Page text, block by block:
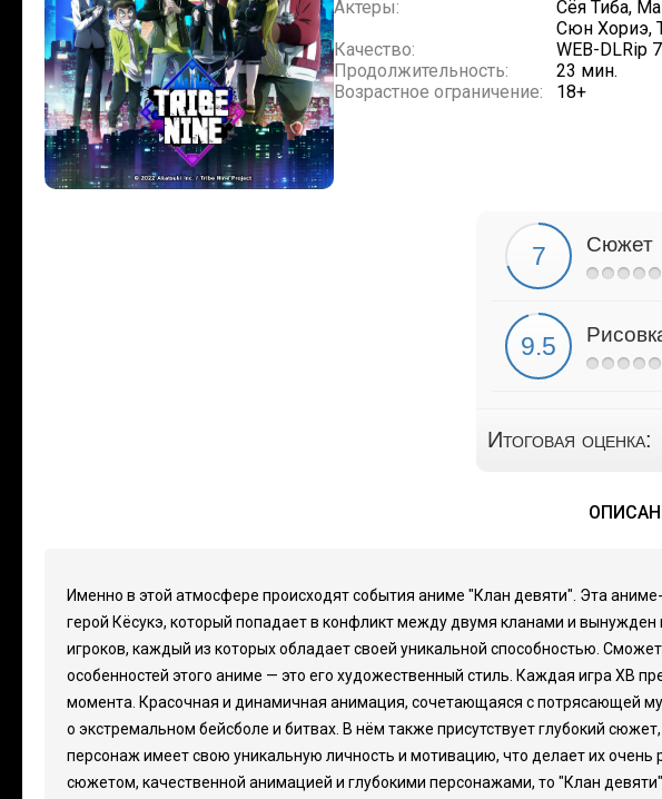
Актеры:
Сёя Тиба,
Сюн Хориэ,
Качество:
WEB-DLRip
Продолжительность:
23 мин.
Возрастное ограничение:
18+
Сюжет
Итоговая оценка:
Именно в этой атмосфере происходят события аниме "Клан девяти". Эта
герой Кёсукэ, который попадает в конфликт между двумя кланами и вынужден
игроков, каждый из которых обладает своей уникальной способностью.
особенностей этого аниме — это его художественный стиль. Каждая игра XB
момента. Красочная и динамичная анимация, сочетающаяся с потрясающей
о экстремальном бейсболе и битвах. В нём также присутствует глубокий
персонаж имеет свою уникальную личность и мотивацию, что делает их
сюжетом, качественной анимацией и глубокими персонажами, то "Клан